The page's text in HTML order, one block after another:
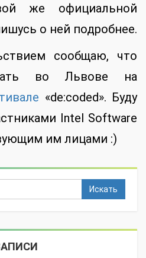
же официальной
о ней подробнее.
сообщаю, что
во Львове на
«de:coded». Буду
Intel Software
им лицами :)
Искать